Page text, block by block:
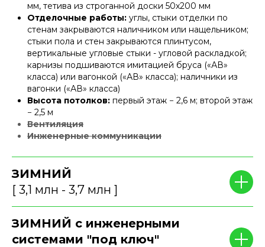
мм, тетива из строганной доски 50х200 мм
Отделочные работы: углы, стыки отделки по
стенам закрываются наличником или нащельником;
стыки пола и стен закрываются плинтусом,
вертикальные угловые стыки - угловой раскладкой;
карнизы подшиваются имитацией бруса («АВ»
класса) или вагонкой («АВ» класса); наличники из
вагонки («АВ» класса)
Высота потолков: первый этаж − 2,6 м; второй этаж
− 2,5 м
Вентиляция
Инженерные коммуникации
ЗИМНИЙ
[ 3,1 млн - 3,7 млн ]
ЗИМНИЙ с инженерными
системами "под ключ"